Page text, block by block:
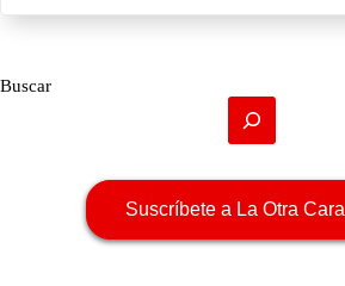
Buscar
Suscríbete a La Otra Cara